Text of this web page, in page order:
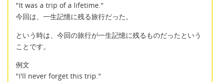
"It was a trip of a lifetime."
今回は、一生記憶に残る旅行だった。
という時は、今回の旅行が一生記憶に残るものだったという
ことです。
例文
"I'll never forget this trip."